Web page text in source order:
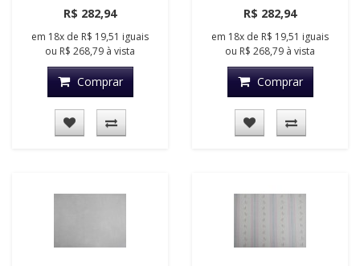
R$ 282,94
em 18x de R$ 19,51 iguais
ou R$ 268,79 à vista
Comprar
R$ 282,94
em 18x de R$ 19,51 iguais
ou R$ 268,79 à vista
Comprar